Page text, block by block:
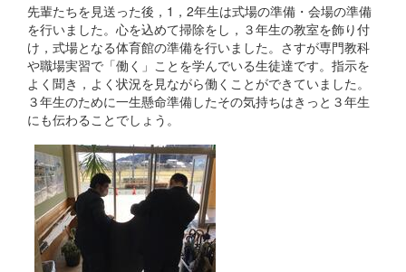
先輩たちを見送った後，1，2年生は式場の準備・会場の準備
を行いました。心を込めて掃除をし，３年生の教室を飾り付
け，式場となる体育館の準備を行いました。さすが専門教科
や職場実習で「働く」ことを学んでいる生徒達です。指示を
よく聞き，よく状況を見ながら働くことができていました。
３年生のために一生懸命準備したその気持ちはきっと３年生
にも伝わることでしょう。